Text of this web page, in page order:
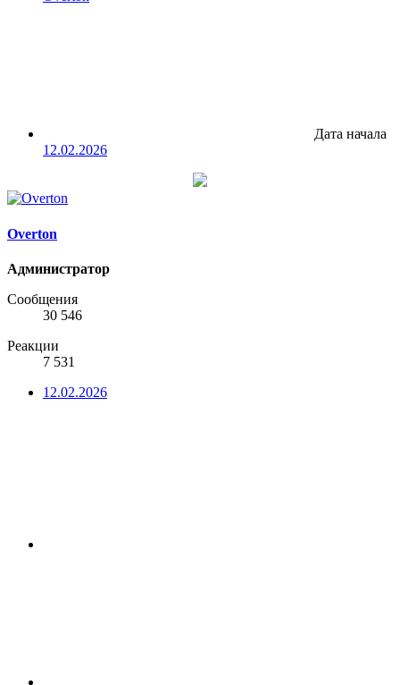
Дата начала
12.02.2026
Overton
Администратор
Сообщения
30 546
Реакции
7 531
12.02.2026